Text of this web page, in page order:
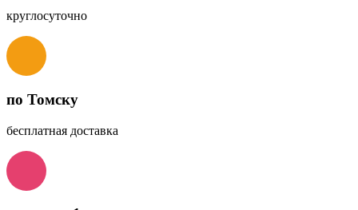
круглосуточно
по Томску
бесплатная доставка